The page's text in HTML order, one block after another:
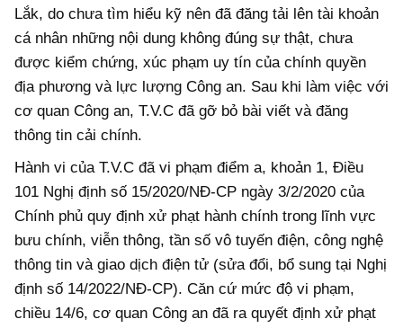
Lắk, do chưa tìm hiểu kỹ nên đã đăng tải lên tài khoản
cá nhân những nội dung không đúng sự thật, chưa
được kiểm chứng, xúc phạm uy tín của chính quyền
địa phương và lực lượng Công an. Sau khi làm việc với
cơ quan Công an, T.V.C đã gỡ bỏ bài viết và đăng
thông tin cải chính.
Hành vi của T.V.C đã vi phạm điểm a, khoản 1, Điều
101 Nghị định số 15/2020/NĐ-CP ngày 3/2/2020 của
Chính phủ quy định xử phạt hành chính trong lĩnh vực
bưu chính, viễn thông, tần số vô tuyến điện, công nghệ
thông tin và giao dịch điện tử (sửa đổi, bổ sung tại Nghị
định số 14/2022/NĐ-CP). Căn cứ mức độ vi phạm,
chiều 14/6, cơ quan Công an đã ra quyết định xử phạt